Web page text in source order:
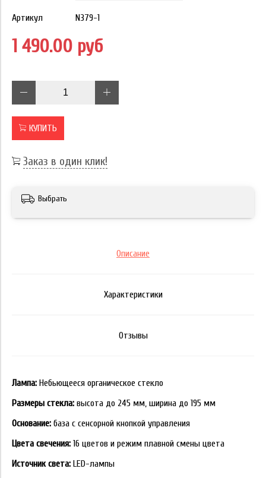
Артикул N379-1
1 490.00 руб
КУПИТЬ
Заказ в один клик!
Выбрать
Описание
Характеристики
Отзывы
Лампа: Небьющееся органическое стекло
Размеры стекла: высота до 245 мм, ширина до 195 мм
Основание: база с сенсорной кнопкой управления
Цвета свечения: 16 цветов и режим плавной смены цвета
Источник света: LED-лампы